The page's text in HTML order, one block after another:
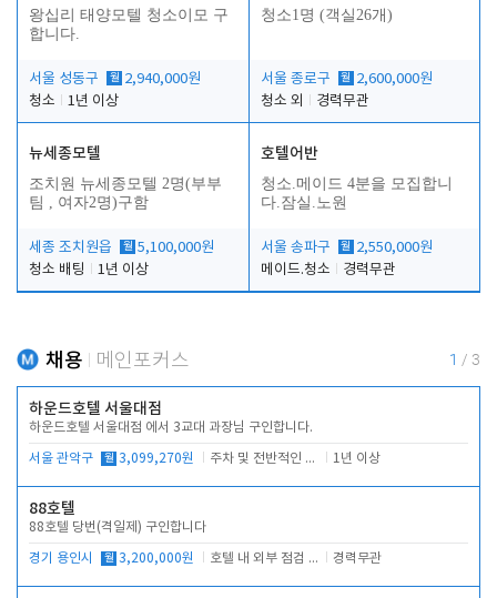
왕십리 태양모텔 청소이모 구
합니다.
서울 성동구 월 2,940,000원
청소
1년 이상
청소1명 (객실26개)
서울 종로구 월 2,600,000원
청소 외
경력무관
뉴세종모텔
조치원 뉴세종모텔 2명(부부
팀 , 여자2명)구함
세종 조치원읍 월 5,100,000원
청소 배팅
1년 이상
호텔어반
청소.메이드 4분을 모집합니
다.잠실.노원
서울 송파구 월 2,550,000원
메이드.청소
경력무관
채용 메인포커스 1 / 3
하운드호텔 서울대점
하운드호텔 서울대점 에서 3교대 과장님 구인합니다.
서울 관악구 월 3,099,270원 주차 및 전반적인 당번업무 1년 이상
88호텔
88호텔 당번(격일제) 구인합니다
경기 용인시 월 3,200,000원 호텔 내 외부 점검 및 프런트 운영 경력무관